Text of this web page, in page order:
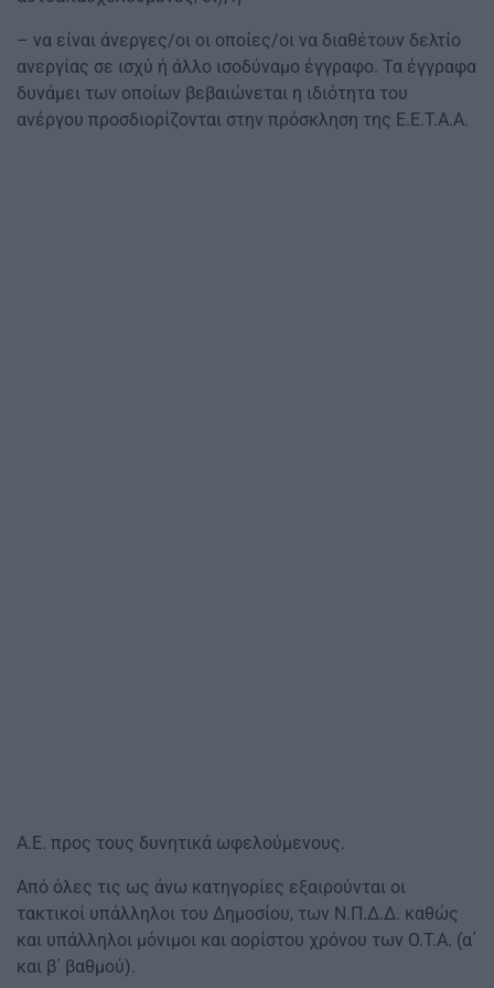
– να είναι άνεργες/οι οι οποίες/οι να διαθέτουν δελτίο
ανεργίας σε ισχύ ή άλλο ισοδύναμο έγγραφο. Τα έγγραφα
δυνάμει των οποίων βεβαιώνεται η ιδιότητα του
ανέργου προσδιορίζονται στην πρόσκληση της Ε.Ε.Τ.Α.Α.
Α.Ε. προς τους δυνητικά ωφελούμενους.
Από όλες τις ως άνω κατηγορίες εξαιρούνται οι
τακτικοί υπάλληλοι του Δημοσίου, των Ν.Π.Δ.Δ. καθώς
και υπάλληλοι μόνιμοι και αορίστου χρόνου των Ο.Τ.Α. (α΄
και β΄ βαθμού).